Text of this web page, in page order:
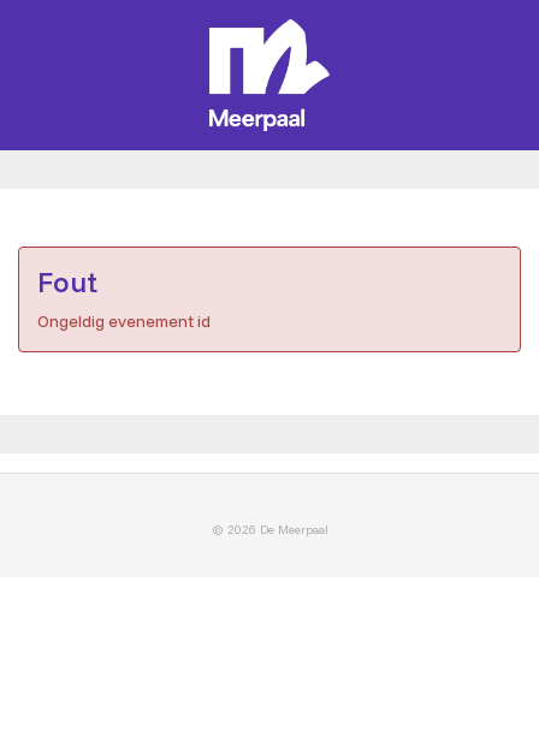
Fout
Ongeldig evenement id
© 2026 De Meerpaal